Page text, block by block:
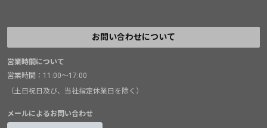
お問い合わせについて
営業時間について
営業時間：11:00～17:00
（土日祝日及び、当社指定休業日を除く）
メールによるお問い合わせ